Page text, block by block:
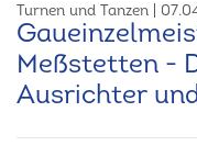
Turnen und Tanzen
Meßstetten -
Ausrichter